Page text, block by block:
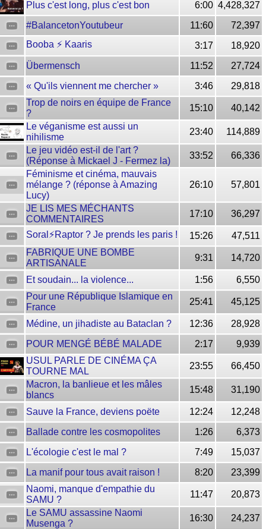
Plus c'est long, plus c'est bon 6:00 4,428,327
#BalancetonYoutubeur
11:60
72,397
Booba ⚡️ Kaaris
3:17
18,920
Übermensch
11:52
27,724
« Qu'ils viennent me chercher »
3:46
29,818
Trop de noirs en équipe de France
?
15:10
40,142
Le véganisme est aussi un
nihilisme
23:40
114,889
Le jeu vidéo est-il de l'art ?
(Réponse à Mickael J - Fermez la)
33:52
66,336
Féminisme et cinéma, mauvais
mélange ? (réponse à Amazing
Lucy)
26:10 57,801
JE LIS MES MÉCHANTS
COMMENTAIRES
17:10 36,297
Soral⚡️Raptor ? Je prends les paris ! 15:26
47,511
FABRIQUE UNE BOMBE
ARTISANALE
9:31 14,720
Et soudain... la violence... 1:56
6,550
Pour une République Islamique en
France
25:41 45,125
Médine, un jihadiste au Bataclan ? 12:36
28,928
POUR MENGÉ BÉBÉ MALADE
2:17
9,939
USUL PARLE DE CINÉMA ÇA
TOURNE MAL
23:55
66,450
Macron, la banlieue et les mâles
blancs
15:48 31,190
Sauve la France, deviens poëte 12:24
12,248
Ballade contre les cosmopolites
1:26
6,373
L'écologie c'est le mal ?
7:49
15,037
La manif pour tous avait raison !
8:20
23,399
Naomi, manque d'empathie du
SAMU ?
11:47
20,873
Le SAMU assassine Naomi
Musenga ?
16:30
24,237